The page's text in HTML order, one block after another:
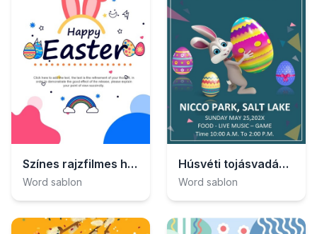
Színes rajzfilmes húsvéti plakát
Word sablon
Húsvéti tojásvadászat plakát
Word sablon